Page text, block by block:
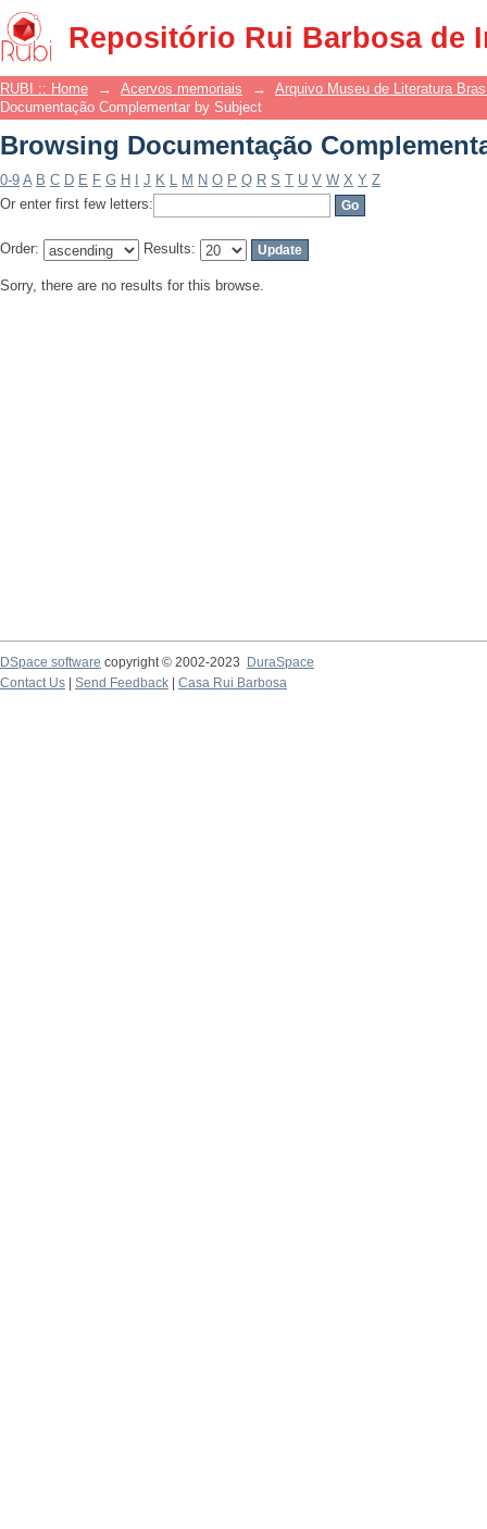
Repositório Rui Barbosa de
Browsing Documentação
RUBI :: Home → Acervos memoriais →
Arquivo Museu de Literatura
Documentação Complementar by Subject
Browsing Documentação
0-9 A B C D E F G H J K L M N O P Q R S T U V W X Y Z
Or enter first few letters:
Order: Results:
Sorry, there are no results for this browse.
DSpace software copyright © 2002-2023
DuraSpace
Contact Us
Send Feedback Casa Rui Barbosa